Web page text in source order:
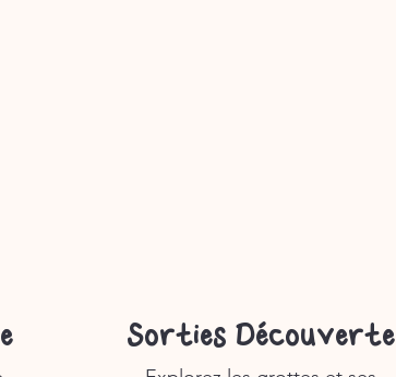
Sorties Découverte